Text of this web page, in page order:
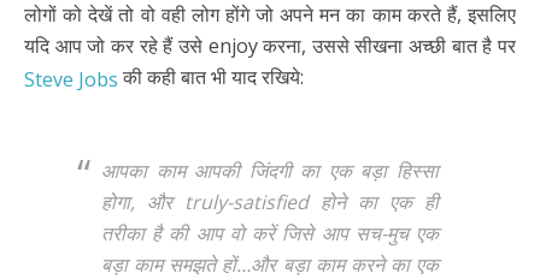
लोगों को देखें तो वो वही लोग होंगे जो अपने मन का काम करते हैं, इसलिए
यदि आप जो कर रहे हैं उसे enjoy करना, उससे सीखना अच्छी बात है पर
Steve Jobsकी कही बात भी याद रखिये:
आपका काम आपकी जिंदगी का एक बड़ा हिस्सा
होगा, और truly-satisfied होने का एक ही
तरीका है की आप वो करें जिसे आप सच-मुच एक
बड़ा काम समझते हों…और बड़ा काम करने का एक